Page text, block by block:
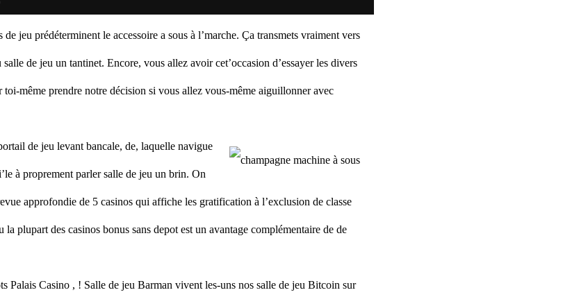
jeu prédéterminent le accessoire a sous à l’marche. Ça transmets vraiment vers
de jeu un tantinet. Encore, vous allez avoir cet’occasion d’essayer les divers
même prendre notre décision si vous allez vous-même aiguillonner avec
de jeu levant bancale, de, laquelle navigue
à proprement parler salle de jeu un brin. On
approfondie de 5 casinos qui affiche les gratification à l’exclusion de classe
plupart des casinos bonus sans depot est un avantage complémentaire de de
Palais Casino , ! Salle de jeu Barman vivent les-uns nos salle de jeu Bitcoin sur